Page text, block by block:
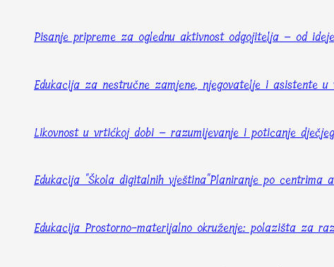
Pisanje pripreme za oglednu aktivnost odgojitelja – od
Edukacija za nestručne zamjene, njegovatelje i asistente
Likovnost u vrtićkoj dobi – razumijevanje i poticanje
Edukacija "Škola digitalnih vještina"Planiranje po centrima
Edukacija Prostorno-materijalno okruženje: polazišta za